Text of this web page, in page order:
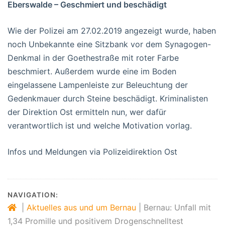
Eberswalde – Geschmiert und beschädigt
Wie der Polizei am 27.02.2019 angezeigt wurde, haben
noch Unbekannte eine Sitzbank vor dem Synagogen-
Denkmal in der Goethestraße mit roter Farbe
beschmiert. Außerdem wurde eine im Boden
eingelassene Lampenleiste zur Beleuchtung der
Gedenkmauer durch Steine beschädigt. Kriminalisten
der Direktion Ost ermitteln nun, wer dafür
verantwortlich ist und welche Motivation vorlag.
Infos und Meldungen via Polizeidirektion Ost
NAVIGATION:
Aktuelles aus und um Bernau
Bernau: Unfall mit
1,34 Promille und positivem Drogenschnelltest